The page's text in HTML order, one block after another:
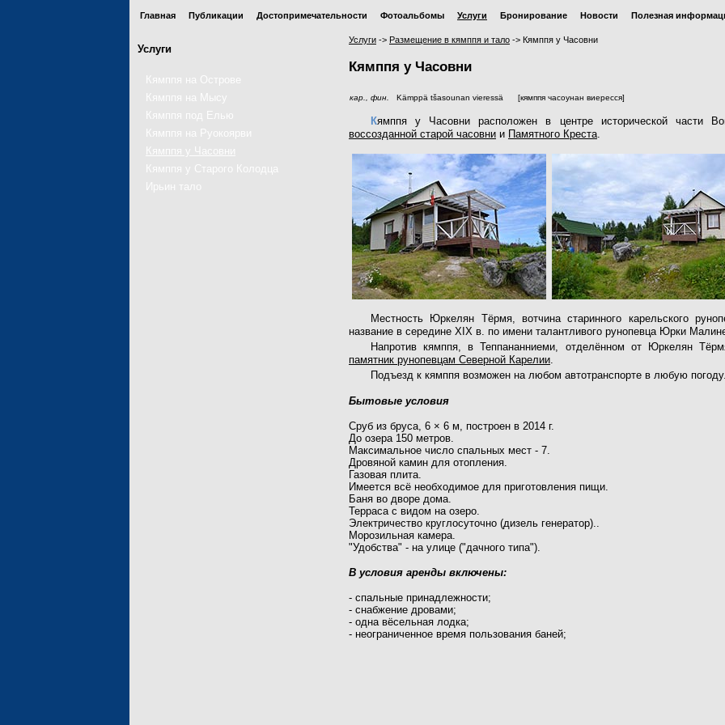
Главная Публикации Достопримечательности Фотоальбомы Услуги Бронирование Новости Полезная
Услуги
Кямппя на Острове
Кямппя на Мысу
Кямппя под Елью
Кямппя на Руокоярви
Кямппя у Часовни
Кямппя у Старого Колодца
Ирьин тало
Услуги -> Размещение в кямппя и тало -> Кямппя у Часовни
Кямппя у Часовни
кар., фин. Kämppä tšasounan vieressä [кямппя часоунан виересся]
Кямппя у Часовни расположен в центре исторической части
воссозданной старой часовни и Памятного Креста.
Местность Юркелян Тёрмя, вотчина старинного карельского
название в середине XIX в. по имени талантливого рунопевца Юрки
Напротив кямппя, в Теппананниеми, отделённом от Юркелян
памятник рунопевцам Северной Карелии.
Подъезд к кямппя возможен на любом автотранспорте в любую
Бытовые условия
Сруб из бруса, 6 × 6 м, построен в 2014 г.
До озера 150 метров.
Максимальное число спальных мест - 7.
Дровяной камин для отопления.
Газовая плита.
Имеется всё необходимое для приготовления пищи.
Баня во дворе дома.
Терраса с видом на озеро.
Электричество круглосуточно (дизель генератор)..
Морозильная камера.
"Удобства" - на улице ("дачного типа").
В условия аренды включены:
- спальные принадлежности;
- снабжение дровами;
- одна вёсельная лодка;
- неограниченное время пользования баней;